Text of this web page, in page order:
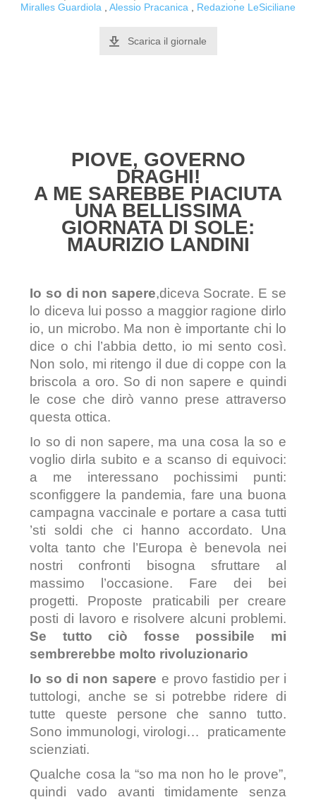
Miralles Guardiola
Alessio Pracanica Redazione LeSiciliane
Scarica il giornale
PIOVE, GOVERNO
DRAGHI!
A ME SAREBBE PIACIUTA
UNA BELLISSIMA
GIORNATA DI SOLE:
MAURIZIO LANDINI
Io so di non sapere,diceva Socrate. E se
lo diceva lui posso a maggior ragione dirlo
io, un microbo. Ma non è importante chi lo
dice o chi l’abbia detto, io mi sento così.
Non solo, mi ritengo il due di coppe con la
briscola a oro. So di non sapere e quindi
le cose che dirò vanno prese attraverso
questa ottica.
Io so di non sapere, ma una cosa la so e
voglio dirla subito e a scanso di equivoci:
a me interessano pochissimi punti:
sconfiggere la pandemia, fare una buona
campagna vaccinale e portare a casa tutti
’sti soldi che ci hanno accordato. Una
volta tanto che l’Europa è benevola nei
nostri confronti bisogna sfruttare al
massimo l’occasione. Fare dei bei
progetti. Proposte praticabili per creare
posti di lavoro e risolvere alcuni problemi.
Se tutto
ciò fosse possibile mi
sembrerebbe molto rivoluzionario
Io so di non sapere e provo fastidio per i
tuttologi, anche se si potrebbe ridere di
tutte queste persone che sanno tutto.
Sono immunologi, virologi… praticamente
scienziati.
Qualche cosa la “so ma non ho le prove”,
quindi vado avanti timidamente senza